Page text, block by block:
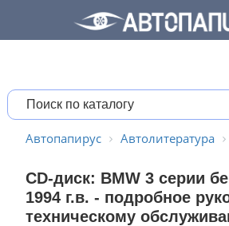
Автопапирус Автолитература
CD-диск: BMW 3 серии
1994 г.в. - подробное
техническому